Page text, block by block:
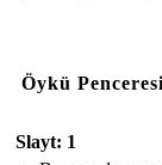
Öykü
Slayt: 1